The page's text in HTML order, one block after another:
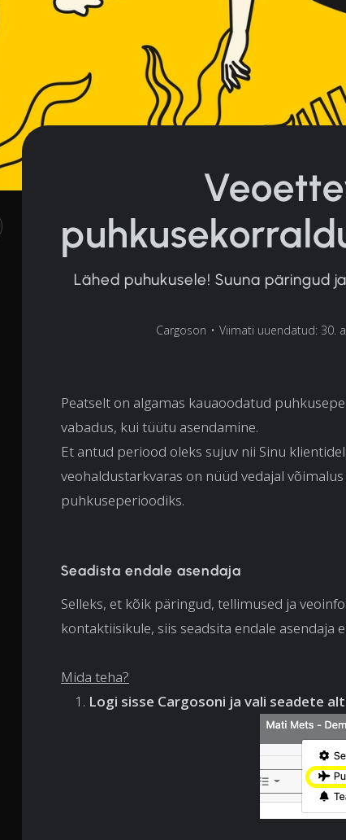
Lähed puhukusele! Suuna päringud
Cargoson • Viimati uuendatud: 30.
Peatselt on algamas kauaoodatud
vabadus, kui tüütu asendamine.
Et antud periood oleks sujuv nii Sinu
veohaldustarkvaras on nüüd vedajal
puhkuseperioodiks.
Seadista endale asendaja
Selleks, et kõik päringud, tellimused ja
kontaktiisikule, siis seadsita endale asendaja
Mida teha?
Logi sisse Cargosoni ja vali seadete